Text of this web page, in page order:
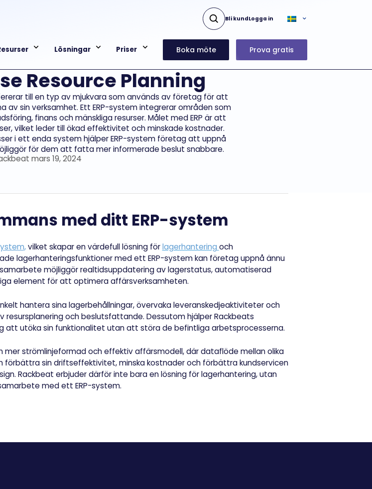
Lösningar Priser Boka möte Prova gratis
Bli kundLogga in
Resource Planning
till en typ av mjukvara som används av företag för att
av sin verksamhet. Ett ERP-system integrerar områden som
finans och mänskliga resurser. Målet med ERP är att
vilket leder till ökad effektivitet och minskade kostnader.
i ett enda system hjälper ERP-system företag att uppnå
för dem att fatta mer informerade beslut snabbare.
mars 19, 2024
med ditt ERP-system
,vilket skapar en värdefull lösning förlagerhantering och
lagerhanteringsfunktioner med ett ERP-system kan företag uppnå ännu
möjliggör realtidsuppdatering av lagerstatus, automatiserad
element för att optimera affärsverksamheten.
hantera sina lagerbehållningar, övervaka leveranskedjeaktiviteter och
och beslutsfattande. Dessutom hjälper Rackbeats
utöka sin funktionalitet utan att störa de befintliga arbetsprocesserna.
mer strömlinjeformad och effektiv affärsmodell, där dataflöde mellan olika
sin driftseffektivitet, minska kostnader och förbättra kundservicen
Rackbeat erbjuder därför inte bara en lösning för lagerhantering, utan
med ett ERP-system.